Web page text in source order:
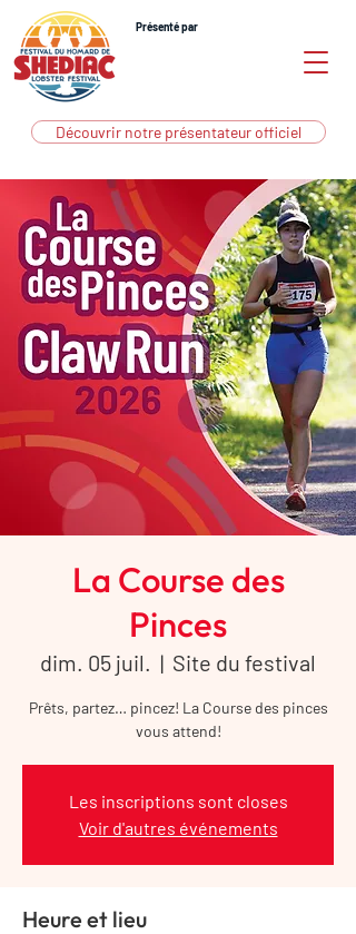
Présenté par
Découvrir notre présentateur officiel
La Course des
Pinces
dim. 05 juil.
  |
Site du festival
Prêts, partez… pincez! La Course des pinces
vous attend!
Les inscriptions sont closes
Voir d'autres événements
Heure et lieu